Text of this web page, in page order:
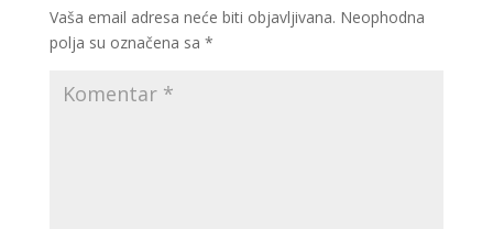
Vaša email adresa neće biti objavljivana. Neophodna
polja su označena sa *